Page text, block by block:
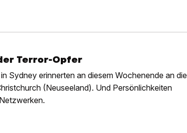
Terror-Opfer
Sydney erinnerten an diesem Wochenende an die
(Neuseeland). Und Persönlichkeiten